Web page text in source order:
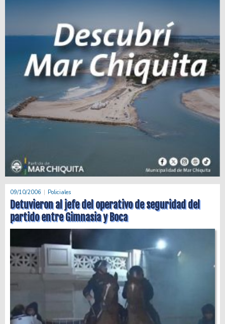
09/10/2006 Policiales
Detuvieron al jefe del operativo de seguridad del
partido entre Gimnasia y Boca